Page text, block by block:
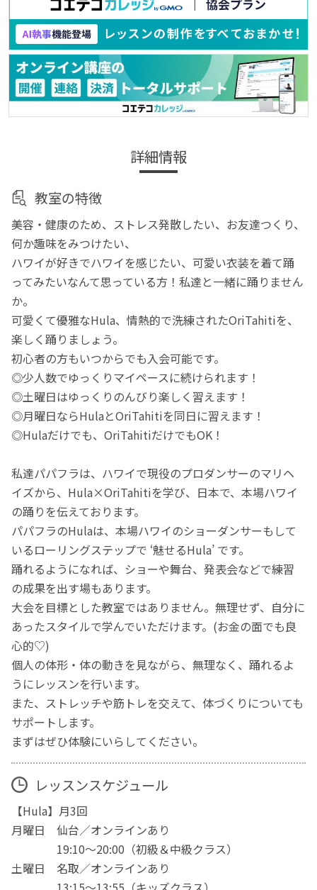
詳細情報
教室の特徴
美容・健康のため、ストレス発散したい、お友達つくり、
何か趣味をみつけたい、
ハワイが好きでハワイを感じたい、可愛い衣装を着て踊
ってみたいなんて思っている方！私達と一緒に踊りません
か。
可愛くて優雅なHula、情熱的で洗練されたOriTahitiを、
楽しく踊りましょう。
初心者の方もいつからでも入会可能です。
◎少人数でゆっくりマイペースに続けられます！
◎土曜日はゆっくりのんびり楽しく習えます！
◎月曜日ならHulaとOriTahitiを同日に習えます！
◎Hulaだけでも、OriTahitiだけでもOK！
私達パパフラは、ハワイで現役のプロダンサーのマリヘ
イズから、Hula×OriTahitiを学び、日本で、本場ハワイ
の踊りを伝えております。
パパフラのHulaは、本場ハワイのショーダンサーもして
いるローリングステップで ‘魅せるHula’ です。
踊れるようになれば、ショーや舞台、発表会などで練習
の成果を出す場もあります。
大会を目標とした教室ではありません。無理せず、自分に
あったスタイルで学んでいただけます。(お金の面でも良
心的♡)
個人の体形・体の動きを見ながら、無理なく、踊れるよ
うにレッスンを行います。
また、ストレッチや筋トレを交えて、体づくりについても
サポートします。
まずはぜひ体験にいらしてください。
レッスンスケジュール
【Hula】月3回
月曜日 仙台／オンラインあり
19:10～20:00（初級＆中級クラス）
土曜日 名取／オンラインあり